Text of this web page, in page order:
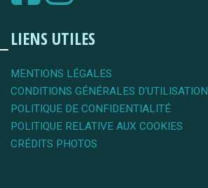
LIENS UTILES
MENTIONS LÉGALES
CONDITIONS GÉNÉRALES D'UTILISATION
POLITIQUE DE CONFIDENTIALITÉ
POLITIQUE RELATIVE AUX COOKIES
CRÉDITS PHOTOS